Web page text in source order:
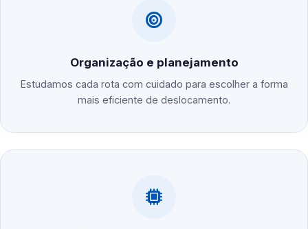
Organização e planejamento
Estudamos cada rota com cuidado para escolher a forma
mais eficiente de deslocamento.